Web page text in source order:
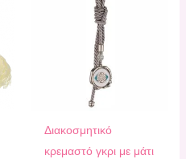
Διακοσμητικό
κρεμαστό γκρι με μάτι